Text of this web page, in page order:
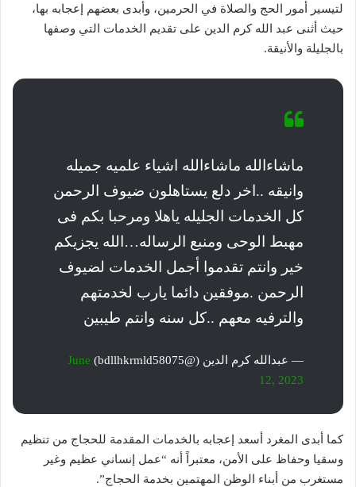
لتيسير أمور الحج والصلاة في الحرمين، وأبدى بعضهم إعجابه بها،
حيث أثنى عبد الله كرم الدين على تقديم الخدمات التي وصفها
بالجليلة والأنيقة.
ماشاءالله ماشاءالله اشياء علميه جميله
وانيقه ..اخر دلع يستاهلون ضيوف الرحمن
كل الخدمات الجليله ياهلا ومرحبا بكم فى
مهبط الوحى ومنبع الرساله…الله يجزيكم
خير وانتم تقدموا أجمل الخدمات لضيوف
الرحمن .موفقين دائما يارب لخدمتهم
والترفيه معهم ..كل سنه وانتم طيبين
— عبدالله كرم الدين (@bdllhkrmld58075)
June
12, 2023
كما أبدى المغرد أسعد إعجابه بالخدمات المقدمة للحجاج من تنظيم
وسقيا وحفاظ على الأمن، معتبراً أنه “عمل إنساني عظيم وغير
مستغرب من أبناء الوظن المهتمين بخدمة الحجاج”.